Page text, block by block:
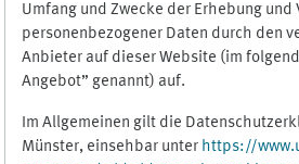
Umfang und Zwecke der Erhebung und
personenbezogener Daten durch den
Anbieter auf dieser Website (im
Angebot” genannt) auf.
Im Allgemeinen gilt die
Münster, einsehbar unter https://